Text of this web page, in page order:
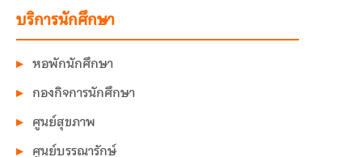
บริการนักศึกษา
หอพักนักศึกษา
กองกิจการนักศึกษา
ศูนย์สุขภาพ
ศูนย์บรรณารักษ์